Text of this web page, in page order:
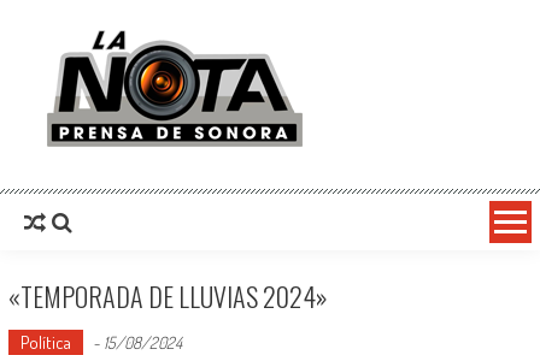
La Nota Prensa De Sonora
«TEMPORADA DE LLUVIAS 2024»
Política - 15/08/2024